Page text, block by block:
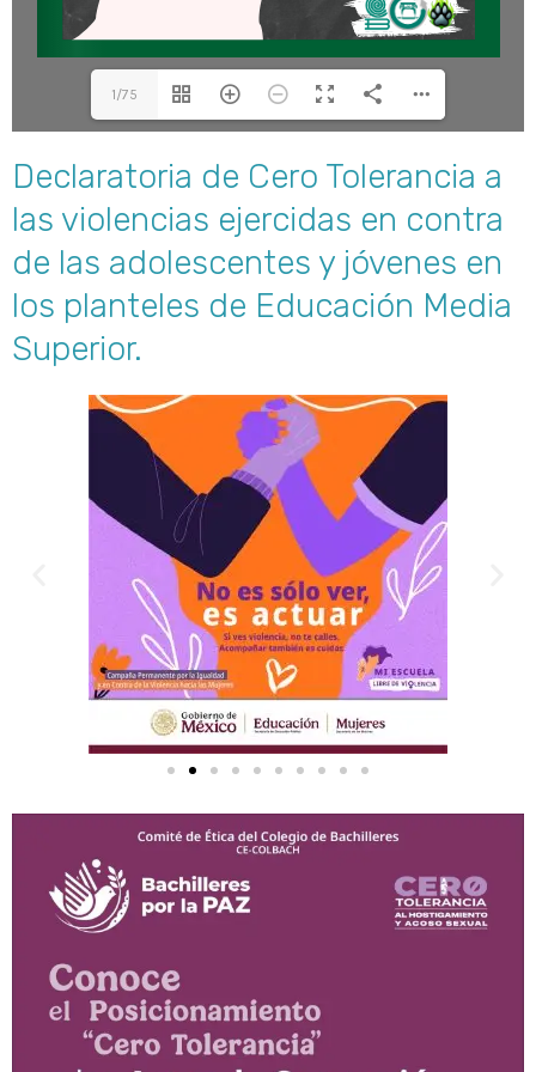
1/75
Declaratoria de Cero Tolerancia a
las violencias ejercidas en contra
de las adolescentes y jóvenes en
los planteles de Educación Media
Superior.